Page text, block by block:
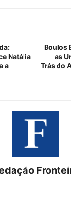
Natália
a
Boulos
as
Trás do